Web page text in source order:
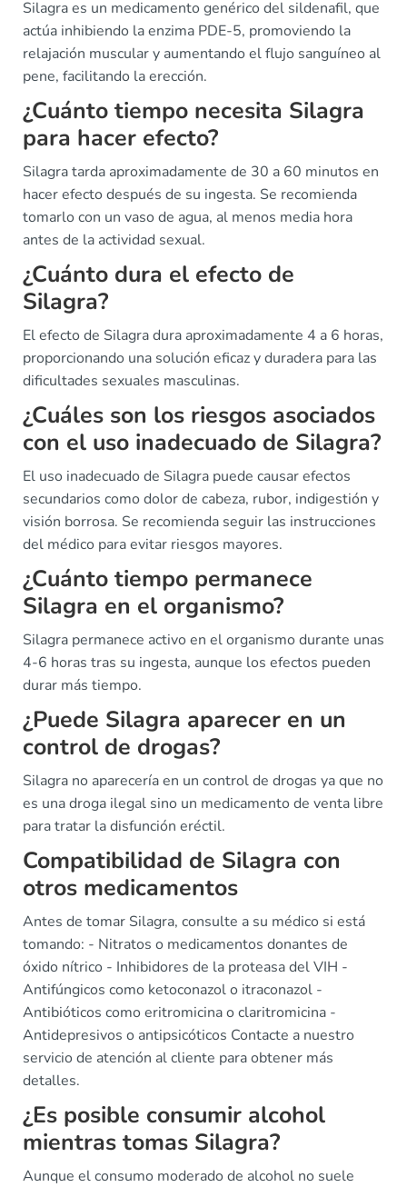
Silagra es un medicamento genérico del sildenafil, que
actúa inhibiendo la enzima PDE-5, promoviendo la
relajación muscular y aumentando el flujo sanguíneo al
pene, facilitando la erección.
¿Cuánto tiempo necesita Silagra
para hacer efecto?
Silagra tarda aproximadamente de 30 a 60 minutos en
hacer efecto después de su ingesta. Se recomienda
tomarlo con un vaso de agua, al menos media hora
antes de la actividad sexual.
¿Cuánto dura el efecto de
Silagra?
El efecto de Silagra dura aproximadamente 4 a 6 horas,
proporcionando una solución eficaz y duradera para las
dificultades sexuales masculinas.
¿Cuáles son los riesgos asociados
con el uso inadecuado de Silagra?
El uso inadecuado de Silagra puede causar efectos
secundarios como dolor de cabeza, rubor, indigestión y
visión borrosa. Se recomienda seguir las instrucciones
del médico para evitar riesgos mayores.
¿Cuánto tiempo permanece
Silagra en el organismo?
Silagra permanece activo en el organismo durante unas
4-6 horas tras su ingesta, aunque los efectos pueden
durar más tiempo.
¿Puede Silagra aparecer en un
control de drogas?
Silagra no aparecería en un control de drogas ya que no
es una droga ilegal sino un medicamento de venta libre
para tratar la disfunción eréctil.
Compatibilidad de Silagra con
otros medicamentos
Antes de tomar Silagra, consulte a su médico si está
tomando: - Nitratos o medicamentos donantes de
óxido nítrico - Inhibidores de la proteasa del VIH -
Antifúngicos como ketoconazol o itraconazol -
Antibióticos como eritromicina o claritromicina -
Antidepresivos o antipsicóticos Contacte a nuestro
servicio de atención al cliente para obtener más
detalles.
¿Es posible consumir alcohol
mientras tomas Silagra?
Aunque el consumo moderado de alcohol no suele